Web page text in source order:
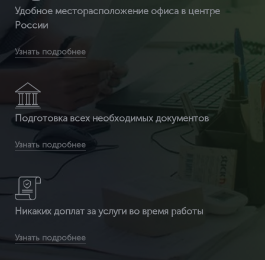
Удобное месторасположение офиса в центре
России
Вы получите бесплатную доставку сертификата и
приложенных к нему документов по всей России
Узнать подробнее
Подготовка всех необходимых документов
Вы получаете документ с 3-ой защитой. Специальные
бланки (наша компания заказывает их на производстве, где
Узнать подробнее
Никаких доплат за услуги во время работы
являемся федеральной компанией и можем позволить
Узнать подробнее